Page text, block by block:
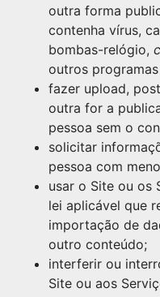
outra forma
contenha vírus,
bombas-relógio,
outros
fazer upload,
outra for a
pessoa sem o
solicitar
pessoa com
usar o Site ou os
lei aplicável que
importação de
outro conteúdo;
interferir ou
Site ou aos